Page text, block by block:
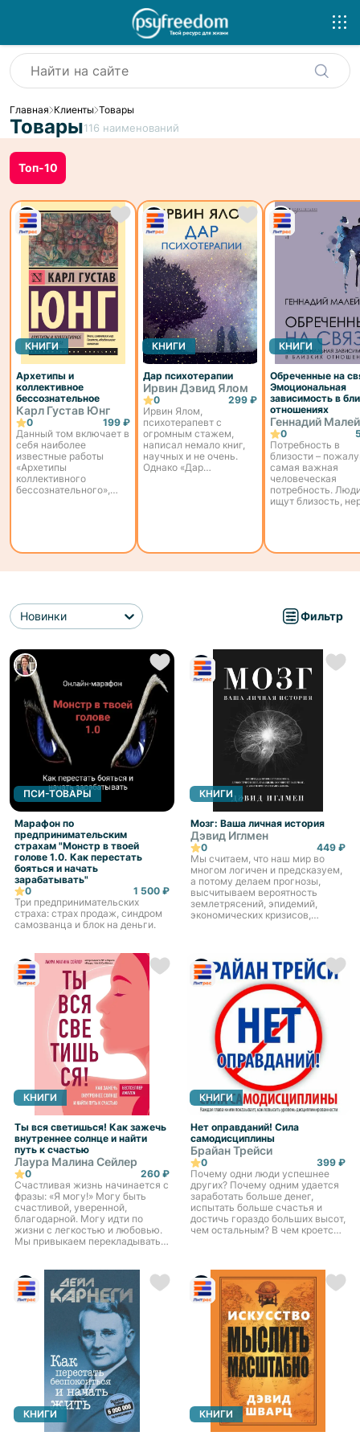
Главная Клиенты Товары
Товары116 наименований
Топ-10
КНИГИ
Архетипы и
коллективное
бессознательное
Карл Густав Юнг
0
199 ₽
Данный том включает в
себя наиболее
известные работы
«Архетипы
коллективного
бессознательного»,
матери». В этих работах
КНИГИ
Дар психотерапии
Ирвин Дэвид Ялом
0
299 ₽
Ирвин Ялом,
психотерапевт с
огромным стажем,
написал немало книг,
научных и не очень.
Однако «Дар
автора. Прежде всего
КНИГИ
Обреченные на
Эмоциональная
зависимость в
отношениях
Геннадий
0
Потребность в
близости –
самая важная
человеческая
потребность.
ищут близость,
пишут о ней
Новинки Фильтр
ПСИ-ТОВАРЫ
Марафон по
предпринимательским
страхам "Монстр в твоей
голове 1.0. Как перестать
бояться и начать
зарабатывать"
0
1 500 ₽
Три предпринимательских
страха: страх продаж, синдром
самозванца и блок на деньги.
КНИГИ
Мозг: Ваша личная история
Дэвид Иглмен
0
449 ₽
Мы считаем, что наш мир во
многом логичен и предсказуем,
а потому делаем прогнозы,
высчитываем вероятность
землетрясений, эпидемий,
экономических кризисов,
КНИГИ
Ты вся светишься! Как зажечь
внутреннее солнце и найти
путь к счастью
Лаура Малина Сейлер
0
260 ₽
Счастливая жизнь начинается с
фразы: «Я могу!» Могу быть
счастливой, уверенной,
благодарной. Могу идти по
жизни с легкостью и любовью.
Мы привыкаем перекладывать
обстоятельства или
окружающих и заб...
КНИГИ
Нет оправданий! Сила
самодисциплины
Брайан Трейси
0
399 ₽
Почему одни люди успешнее
других? Почему одним удается
заработать больше денег,
испытать больше счастья и
достичь гораздо больших высот,
чем остальным? В чем кроется
КНИГИ КНИГИ